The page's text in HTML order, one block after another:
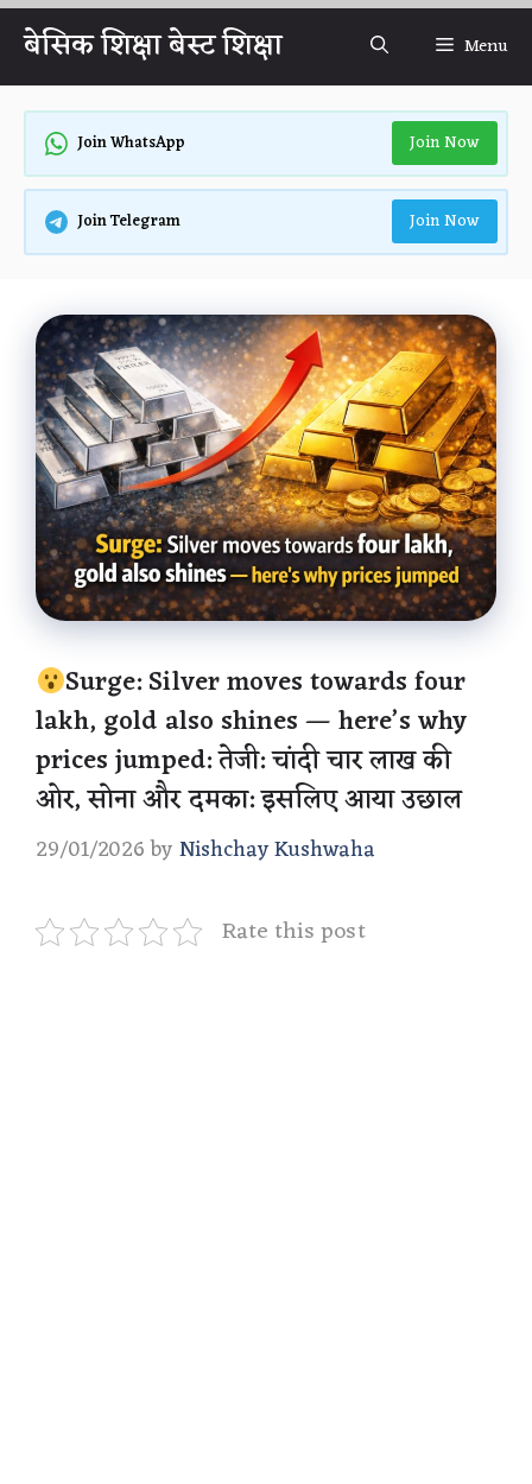
Skip
content
बेसिक शिक्षा बेस्ट शिक्षा Menu
Join WhatsApp Join Now
Join Telegram Join Now
Surge: Silver moves towards four
lakh, gold also shines — here’s why
prices jumped: तेजी: चांदी चार लाख की
ओर, सोना और दमका: इसलिए आया उछाल
29/01/2026 byNishchay Kushwaha
Rate this post